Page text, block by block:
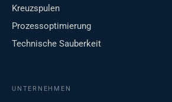
Kreuzspulen
Prozessoptimierung
Technische Sauberkeit
UNTERNEHMEN